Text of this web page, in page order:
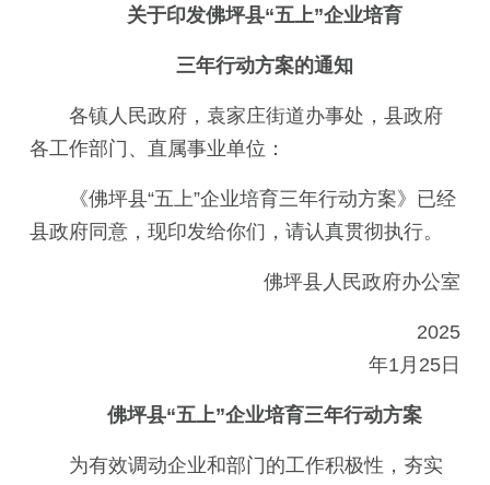
关于印发佛坪县“五上”企业培育
三年行动方案的通知
各镇人民政府，袁家庄街道办事处，县政府
各工作部门、直属事业单位：
《佛坪县“五上”企业培育三年行动方案》已经
县政府同意，现印发给你们，请认真贯彻执行。
佛坪县人民政府办公室
2025
年1月25日
佛坪县“五上”企业培育三年行动方案
为有效调动企业和部门的工作积极性，夯实